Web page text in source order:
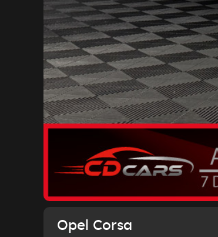
Opel Corsa